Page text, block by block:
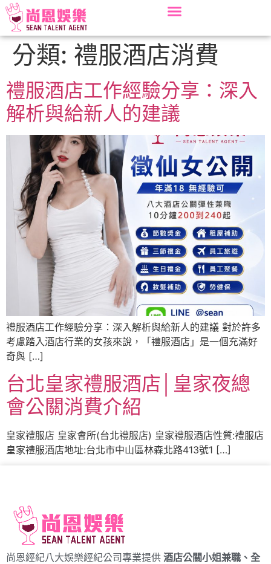
分類: 禮服酒店消費
禮服酒店工作經驗分享：深入
解析與給新人的建議
禮服酒店工作經驗分享：深入解析與給新人的建議 對於許多
考慮踏入酒店行業的女孩來說，「禮服酒店」是一個充滿好
奇與 […]
台北皇家禮服酒店│皇家夜總
會公關消費介紹
皇家禮服店 皇家會所(台北禮服店) 皇家禮服酒店性質:禮服店
皇家禮服酒店地址:台北市中山區林森北路413號1 […]
尚恩經紀八大娛樂經紀公司專業提供 酒店公關小姐兼職、全